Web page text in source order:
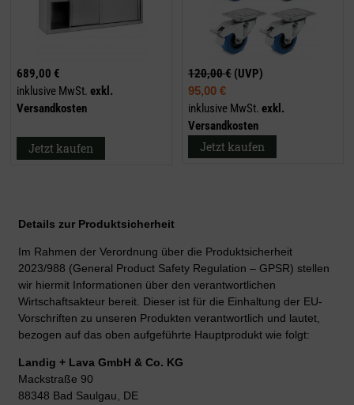
689,00 €
inklusive MwSt. exkl.
Versandkosten
Jetzt kaufen
120,00 € (UVP)
95,00 €
inklusive MwSt. exkl.
Versandkosten
Jetzt kaufen
Details zur Produktsicherheit
Im Rahmen der Verordnung über die Produktsicherheit
2023/988 (General Product Safety Regulation – GPSR) stellen
wir hiermit Informationen über den verantwortlichen
Wirtschaftsakteur bereit. Dieser ist für die Einhaltung der EU-
Vorschriften zu unseren Produkten verantwortlich und lautet,
bezogen auf das oben aufgeführte Hauptprodukt wie folgt:
Landig + Lava GmbH & Co. KG
Mackstraße 90
88348 Bad Saulgau, DE